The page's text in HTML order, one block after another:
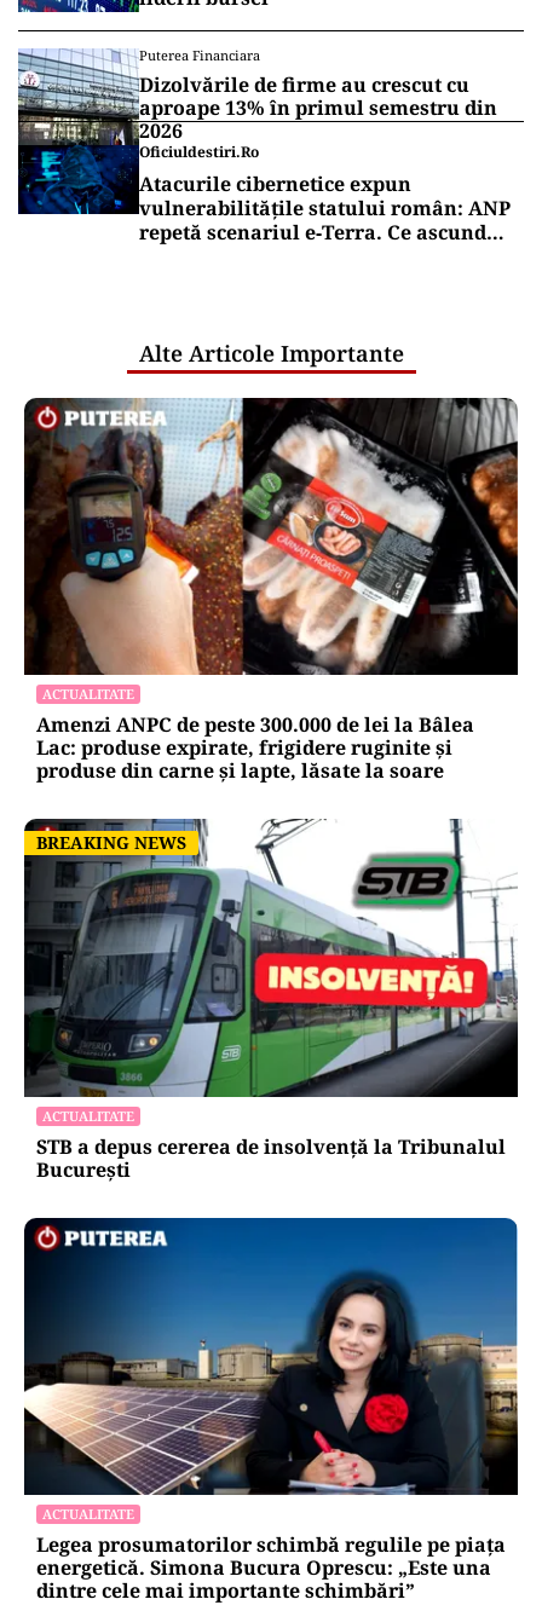
Puterea Financiara
Dizolvările de firme au crescut cu
aproape 13% în primul semestru din
2026
Oficiuldestiri.ro
Atacurile cibernetice expun
vulnerabilitățile statului român: ANP
repetă scenariul e‑Terra. Ce ascund
Alte Articole Importante
ACTUALITATE
Amenzi ANPC de peste 300.000 de lei la Bâlea
Lac: produse expirate, frigidere ruginite și
produse din carne și lapte, lăsate la soare
BREAKING NEWS
BREAKING NEWS
ACTUALITATE
STB a depus cererea de insolvență la Tribunalul
București
ACTUALITATE
Legea prosumatorilor schimbă regulile pe piața
energetică. Simona Bucura Oprescu: „Este una
dintre cele mai importante schimbări”